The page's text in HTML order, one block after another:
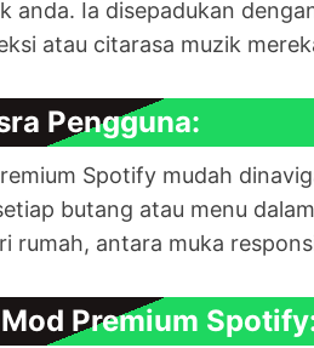
anda. Ia disepadukan
atau citarasa muzik
Pengguna:
Spotify mudah
butang atau menu
rumah, antara muka
Premium